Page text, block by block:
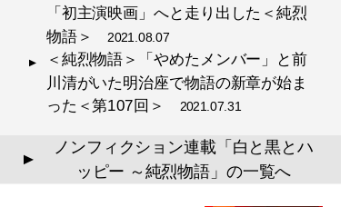
「初主演映画」へと走り出した＜純烈
物語＞
2021.08.07
＜純烈物語＞「やめたメンバー」と前
川清がいた明治座で物語の新章が始ま
った＜第107回＞ 2021.07.31
▲
ノンフィクション連載「白と黒とハ
ッピー ～純烈物語」の一覧へ